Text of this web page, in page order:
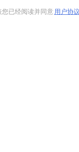
已经阅读并同意用户协议